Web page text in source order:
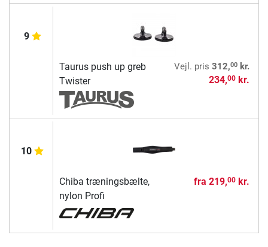
9
Taurus push up greb
Twister
Vejl. pris 312,00kr.
234,00kr.
10
Chiba træningsbælte,
nylon Profi
fra 219,00kr.